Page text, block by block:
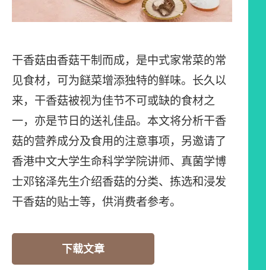
干香菇由香菇干制而成，是中式家常菜的常
见食材，可为餸菜增添独特的鲜味。长久以
来，干香菇被视为佳节不可或缺的食材之
一，亦是节日的送礼佳品。本文将分析干香
菇的营养成分及食用的注意事项，另邀请了
香港中文大学生命科学学院讲师、真菌学博
士邓铭泽先生介绍香菇的分类、拣选和浸发
干香菇的贴士等，供消费者参考。
下载文章